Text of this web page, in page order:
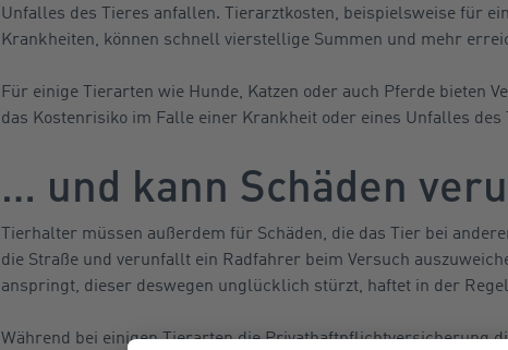
Unfalles des Tieres anfallen. Tierarztkosten, beispielsweise für
Krankheiten, können schnell vierstellige Summen und mehr
Für einige Tierarten wie Hunde, Katzen oder auch Pferde bieten
das Kostenrisiko im Falle einer Krankheit oder eines Unfalles
… und kann Schäden
Tierhalter müssen außerdem für Schäden, die das Tier bei
die Straße und verunfallt ein Radfahrer beim Versuch
anspringt, dieser deswegen unglücklich stürzt, haftet in der
Während bei einigen Tierarten die Privathaftpflichtversicherung